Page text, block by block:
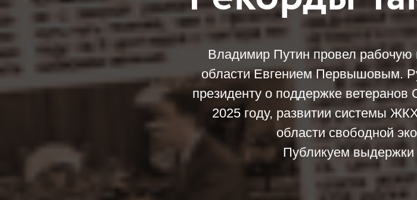
Владимир Путин провел рабочую
области Евгением Первышовым.
президенту о поддержке
2025 году, развитии системы
области свободной
Публикуем выдержки